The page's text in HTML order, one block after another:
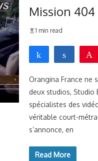
Mission 404
1 min read
Partagez Partagez
Orangina France ne
deux studios, Studio
spécialistes des
véritable court-
s’annonce, en
Read More